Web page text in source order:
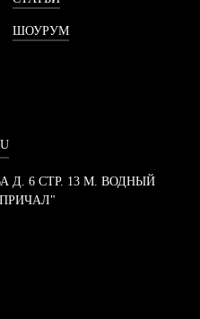
ШОУРУМ
Д. 6 СТР. 13 М. ВОДНЫЙ